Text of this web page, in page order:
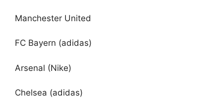
Manchester United
FC Bayern (adidas)
Arsenal (Nike)
Chelsea (adidas)